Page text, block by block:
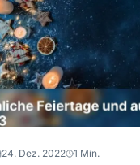
24. Dez. 2022 1 Min.